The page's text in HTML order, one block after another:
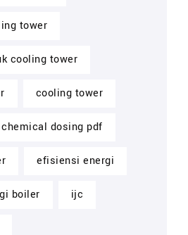
tower
cooling tower
cooling tower
dosing pdf
efisiensi energi
boiler ijc